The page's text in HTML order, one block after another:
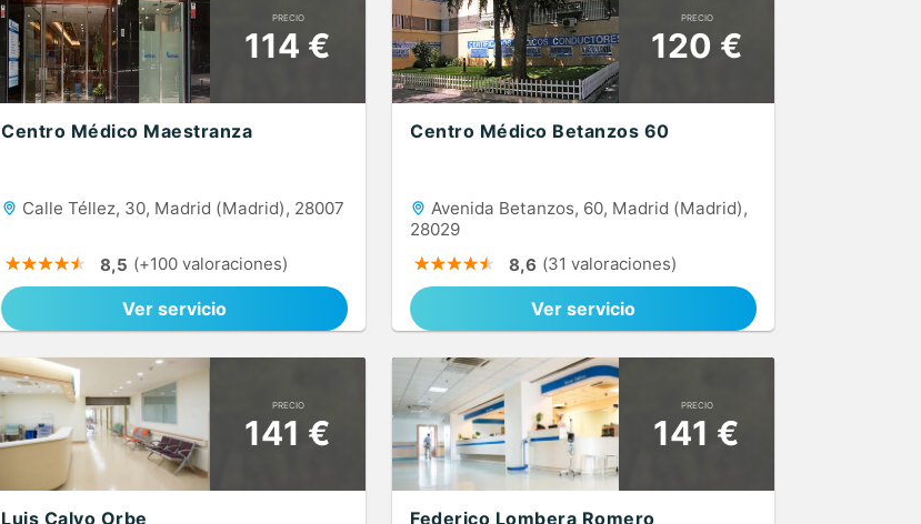
PRECIO
114 €
Centro Médico Maestranza
Calle Téllez, 30, Madrid (Madrid), 28007
8,5 (+100 valoraciones)
Ver servicio
PRECIO
120 €
Centro Médico Betanzos 60
Avenida Betanzos, 60, Madrid (Madrid),
28029
8,6 (31 valoraciones)
Ver servicio
PRECIO
141 €
Luis Calvo Orbe
PRECIO
141 €
Federico Lombera Romero